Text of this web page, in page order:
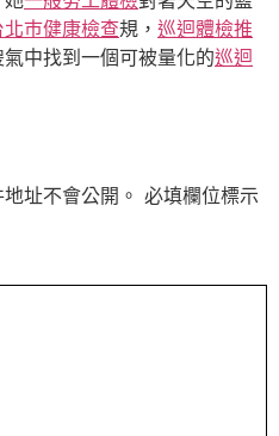
北巿健康檢查規， 巡迴體檢推
氣中找到一個可被量化的巡迴
址不會公開。 必填欄位標示